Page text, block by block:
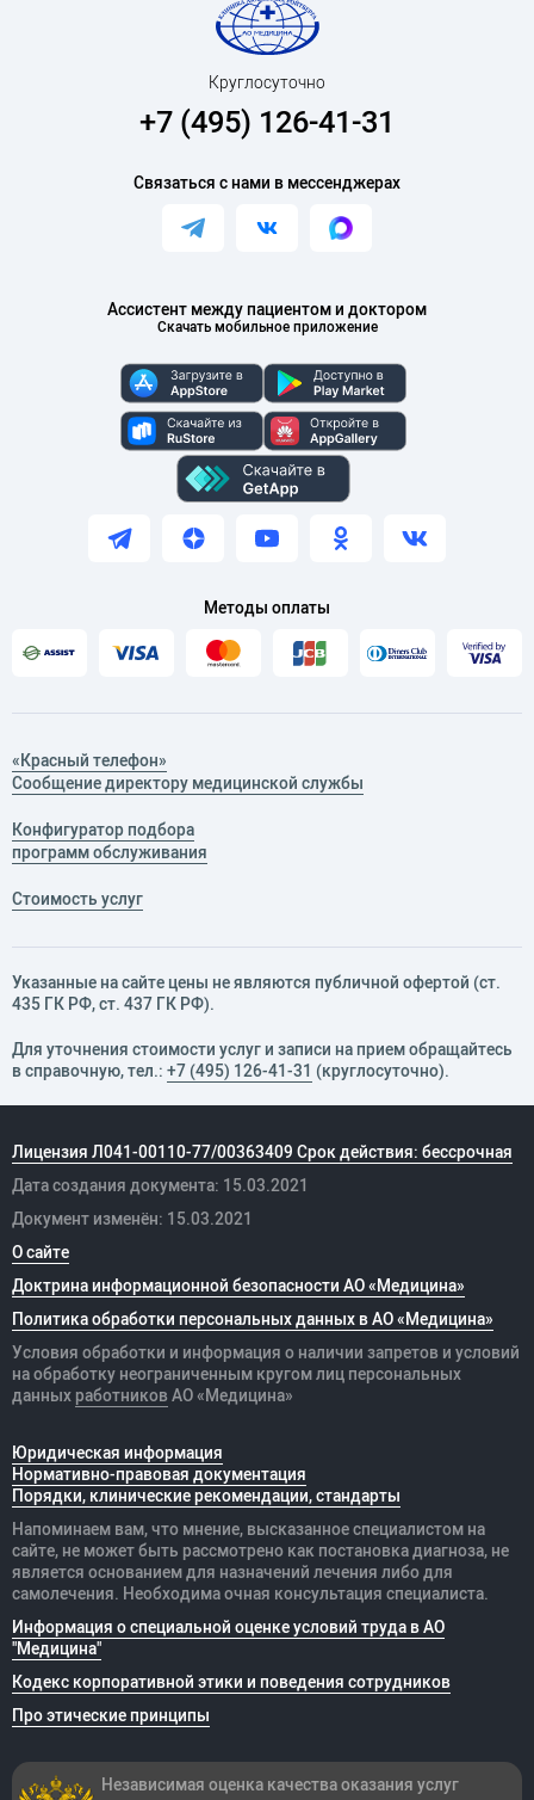
Ассистент между пациентом и доктором
Скачать мобильное приложение
Круглосуточно
+7 (495) 126-41-31
Связаться с нами в мессенджерах
Методы оплаты
«Красный телефон»
Сообщение директору медицинской службы
Конфигуратор подбора
программ обслуживания
Стоимость услуг
Указанные на сайте цены не являются публичной офертой (ст.
435 ГК РФ, cт. 437 ГК РФ).
Для уточнения стоимости услуг и записи на прием обращайтесь
в справочную, тел.: +7 (495) 126-41-31 (круглосуточно).
Лицензия Л041-00110-77/00363409 Срок действия: бессрочная
Дата создания документа: 15.03.2021
Документ изменён: 15.03.2021
О сайте
Доктрина информационной безопасности АО «Медицина»
Политика обработки персональных данных в АО «Медицина»
Условия обработки и информация о наличии запретов и условий
на обработку неограниченным кругом лиц персональных
данных работников АО «Медицина»
Юридическая информация
Нормативно-правовая документация
Порядки, клинические рекомендации, стандарты
Напоминаем вам, что мнение, высказанное специалистом на
сайте, не может быть рассмотрено как постановка диагноза, не
является основанием для назначений лечения либо для
самолечения. Необходима очная консультация специалиста.
Информация о специальной оценке условий труда в АО
"Медицина"
Кодекс корпоративной этики и поведения сотрудников
Про этические принципы
Независимая оценка качества оказания услуг